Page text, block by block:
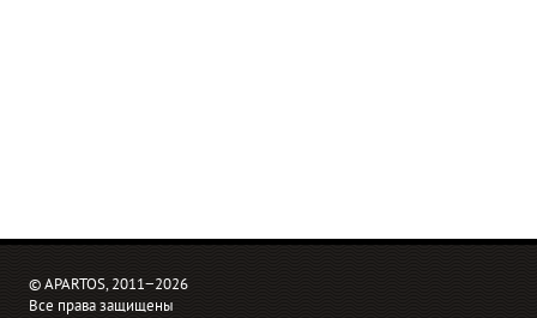
© APARTOS, 2011−2026
Все права защищены